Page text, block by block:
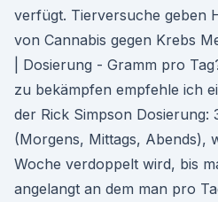
verfügt. Tierversuche geben
von Cannabis gegen Krebs
| Dosierung - Gramm pro
zu bekämpfen empfehle ich
der Rick Simpson Dosierung:
(Morgens, Mittags, Abends),
Woche verdoppelt wird, bis
angelangt an dem man pro